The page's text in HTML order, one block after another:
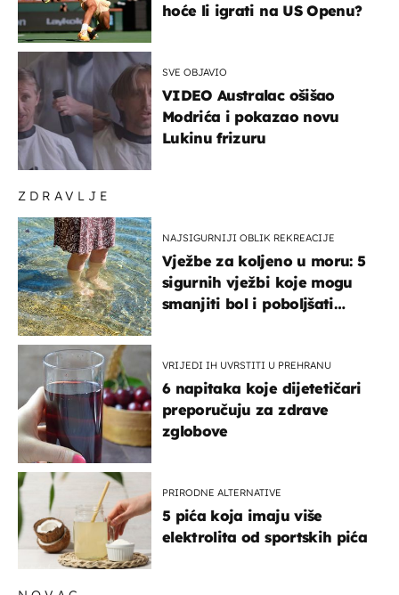
ZDRAVLJE
NAJSIGURNIJI OBLIK REKREACIJE
Vježbe za koljeno u moru: 5
sigurnih vježbi koje mogu
smanjiti bol i poboljšati
VRIJEDI IH UVRSTITI U PREHRANU
6 napitaka koje dijetetičari
preporučuju za zdrave
zglobove
PRIRODNE ALTERNATIVE
5 pića koja imaju više
elektrolita od sportskih pića
hoće li igrati na US Openu?
SVE OBJAVIO
VIDEO Australac ošišao
Modrića i pokazao novu
Lukinu frizuru